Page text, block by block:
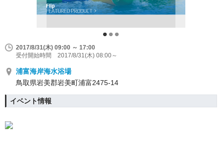
2017/8/31(木) 09:00 ～ 17:00
受付開始時間 2017/8/31(木) 08:00～
浦富海岸海水浴場
鳥取県岩美郡岩美町浦富2475-14
イベント情報